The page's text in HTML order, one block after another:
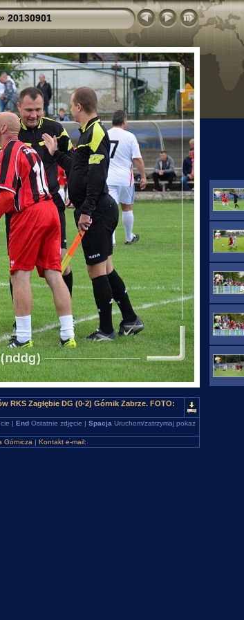
20130901
RKS Zagłębie DG (0-2) Górnik Zabrze. FOTO:
| EndOstatnie zdjęcie | Spacja Uruchom/zatrzymaj pokaz
Górnicza | Kontakt e-mail: